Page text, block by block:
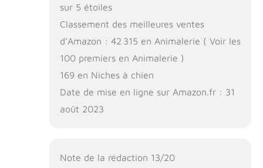
sur 5 étoiles
Classement des meilleures ventes
d’Amazon : 42 315 en Animalerie ( Voir les
100 premiers en Animalerie )
169 en Niches à chien
Date de mise en ligne sur Amazon.fr : 31
août 2023
Note de la rédaction 13/20